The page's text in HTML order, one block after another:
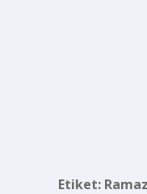
Etiket: